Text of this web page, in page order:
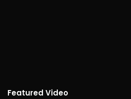
Featured Video